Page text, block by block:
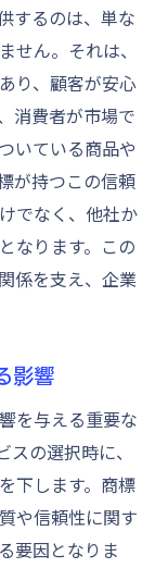
するのは、単な
せん。それは、
り、顧客が安心
消費者が市場で
いている商品や
が持つこの信頼
でなく、他社か
なります。この
係を支え、企業
影響
を与える重要な
の選択時に、
下します。商標
や信頼性に関す
要因となりま